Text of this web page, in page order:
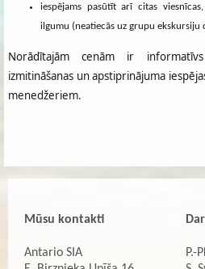
iespējams pasūtīt arī citas
ilgumu (neatiecās uz grupu ekskursiju
Norādītajām cenām ir
izmitināšanas un apstiprinājuma
menedžeriem.
Mūsu kontakti
Antario SIA
P.-